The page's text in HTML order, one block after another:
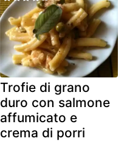
Trofie di grano
duro con salmone
affumicato e
crema di porri